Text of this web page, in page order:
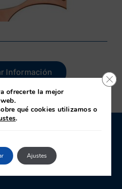
Información
ofrecerte la mejor
qué cookies utilizamos o
.
Ajustes